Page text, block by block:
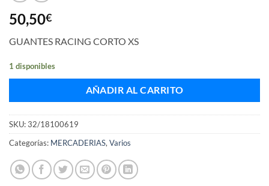
50,50€
GUANTES RACING CORTO XS
1 disponibles
AÑADIR AL CARRITO
SKU:32/18100619
Categorías: MERCADERIAS, Varios